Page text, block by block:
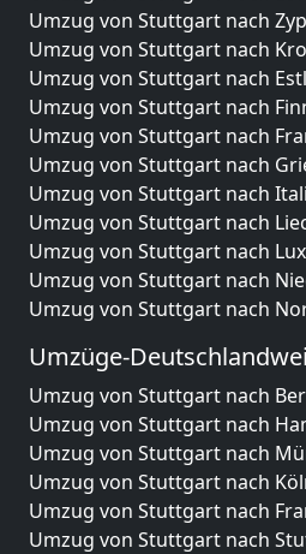
Umzug von Stuttgart nach
Umzug von Stuttgart nach
Umzug von Stuttgart nach
Umzug von Stuttgart nach
Umzug von Stuttgart nach
Umzug von Stuttgart nach
Umzug von Stuttgart nach
Umzug von Stuttgart nach
Umzug von Stuttgart nach
Umzug von Stuttgart nach
Umzug von Stuttgart nach
Umzüge-
Umzug von Stuttgart nach
Umzug von Stuttgart nach
Umzug von Stuttgart nach
Umzug von Stuttgart nach
Umzug von Stuttgart nach
Umzug von Stuttgart nach